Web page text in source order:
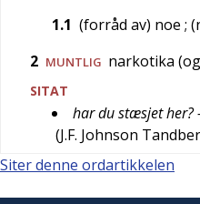
1.1 (forråd av) noe ;
2 MUNTLIG narkotika
SITAT
har du stæsjet her?
(J.F. Johnson
Siter denne ordartikkelen